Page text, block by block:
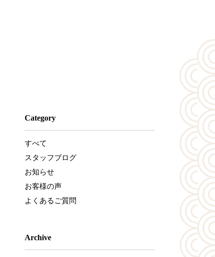
Category
すべて
スタッフブログ
お知らせ
お客様の声
よくあるご質問
Archive